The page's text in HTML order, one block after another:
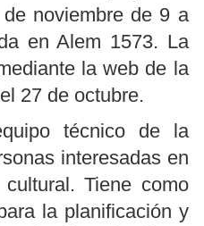
noviembre de 9 a
en Alem 1573. La
la web de la
27 de octubre.
técnico de la
interesadas en
Tiene como
la planificación y